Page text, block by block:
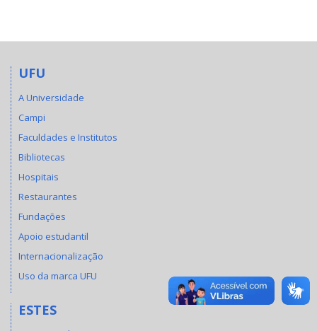
UFU
A Universidade
Campi
Faculdades e Institutos
Bibliotecas
Hospitais
Restaurantes
Fundações
Apoio estudantil
Internacionalização
Uso da marca UFU
ESTES